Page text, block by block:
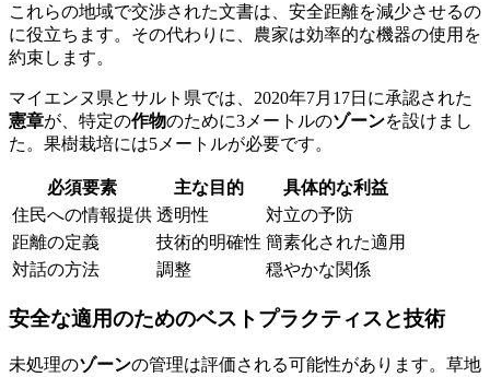
これらの地域で交渉された文書は、安全距離を減少させるの
に役立ちます。その代わりに、農家は効率的な機器の使用を
約束します。
マイエンヌ県とサルト県では、2020年7月17日に承認された
憲章が、特定の作物のために3メートルのゾーンを設けまし
た。果樹栽培には5メートルが必要です。
必須要素 主な目的
具体的な利益
住民への情報提供 透明性
対立の予防
距離の定義
技術的明確性 簡素化された適用
対話の方法
調整 穏やかな関係
安全な適用のためのベストプラクティスと技術
未処理のゾーンの管理は評価される可能性があります。草地